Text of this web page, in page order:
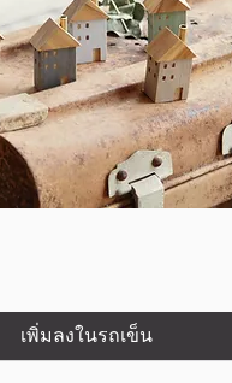
เพิ่มลงในรถเข็น